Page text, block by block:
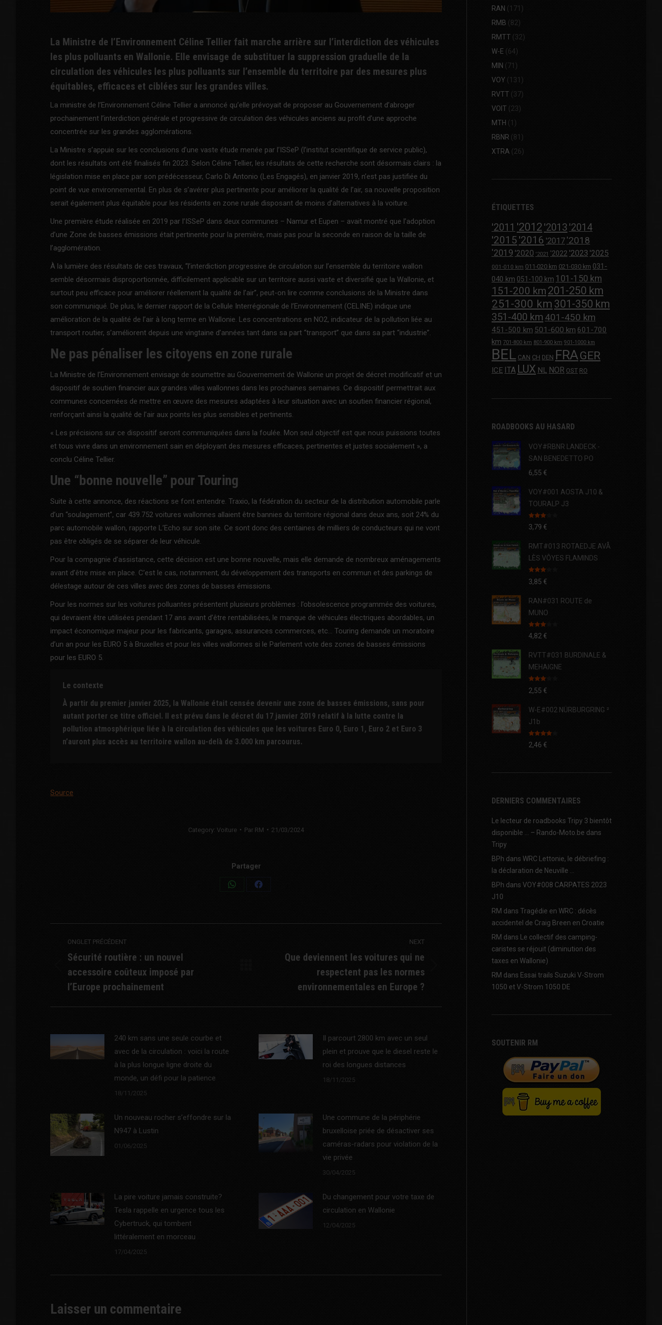
La Ministre de l’Environnement Céline Tellier fait marche arrière sur l’interdiction des véhicules
les plus polluants en Wallonie. Elle envisage de substituer la suppression graduelle de la
circulation des véhicules les plus polluants sur l’ensemble du territoire par des mesures plus
équitables, efficaces et ciblées sur les grandes villes.
La ministre de l’Environnement Céline Tellier a annoncé qu’elle prévoyait de proposer au Gouvernement d’abroger
prochainement l’interdiction générale et progressive de circulation des véhicules anciens au profit d’une approche
concentrée sur les grandes agglomérations.
La Ministre s’appuie sur les conclusions d’une vaste étude menée par l’ISSeP (l’institut scientifique de service public),
dont les résultats ont été finalisés fin 2023. Selon Céline Tellier, les résultats de cette recherche sont désormais clairs : la
législation mise en place par son prédécesseur, Carlo Di Antonio (Les Engagés), en janvier 2019, n’est pas justifiée du
point de vue environnemental. En plus de s’avérer plus pertinente pour améliorer la qualité de l’air, sa nouvelle proposition
serait également plus équitable pour les résidents en zone rurale disposant de moins d’alternatives à la voiture.
Une première étude réalisée en 2019 par l’ISSeP dans deux communes – Namur et Eupen – avait montré que l’adoption
d’une Zone de basses émissions était pertinente pour la première, mais pas pour la seconde en raison de la taille de
l’agglomération.
À la lumière des résultats de ces travaux, “l’interdiction progressive de circulation sur l’ensemble du territoire wallon
semble désormais disproportionnée, difficilement applicable sur un territoire aussi vaste et diversifié que la Wallonie, et
surtout peu efficace pour améliorer réellement la qualité de l’air”, peut-on lire comme conclusions de la Ministre dans
son communiqué. De plus, le dernier rapport de la Cellule Interrégionale de l’Environnement (CELINE) indique une
amélioration de la qualité de l’air à long terme en Wallonie. Les concentrations en NO2, indicateur de la pollution liée au
transport routier, s’améliorent depuis une vingtaine d’années tant dans sa part “transport” que dans sa part “industrie”.
Ne pas pénaliser les citoyens en zone rurale
La Ministre de l’Environnement envisage de soumettre au Gouvernement de Wallonie un projet de décret modificatif et un
dispositif de soutien financier aux grandes villes wallonnes dans les prochaines semaines. Ce dispositif permettrait aux
communes concernées de mettre en œuvre des mesures adaptées à leur situation avec un soutien financier régional,
renforçant ainsi la qualité de l’air aux points les plus sensibles et pertinents.
« Les précisions sur ce dispositif seront communiquées dans la foulée. Mon seul objectif est que nous puissions toutes
et tous vivre dans un environnement sain en déployant des mesures efficaces, pertinentes et justes socialement », a
conclu Céline Tellier.
Une “bonne nouvelle” pour Touring
Suite à cette annonce, des réactions se font entendre. Traxio, la fédération du secteur de la distribution automobile parle
d’un “soulagement”, car 439.752 voitures wallonnes allaient être bannies du territoire régional dans deux ans, soit 24% du
parc automobile wallon, rapporte L’Echo sur son site. Ce sont donc des centaines de milliers de conducteurs qui ne vont
pas être obligés de se séparer de leur véhicule.
Pour la compagnie d’assistance, cette décision est une bonne nouvelle, mais elle demande de nombreux aménagements
avant d’être mise en place. C’est le cas, notamment, du développement des transports en commun et des parkings de
délestage autour de ces villes avec des zones de basses émissions.
Pour les normes sur les voitures polluantes présentent plusieurs problèmes : l’obsolescence programmée des voitures,
qui devraient être utilisées pendant 17 ans avant d’être rentabilisées, le manque de véhicules électriques abordables, un
impact économique majeur pour les fabricants, garages, assurances commerces, etc… Touring demande un moratoire
d’un an pour les EURO 5 à Bruxelles et pour les villes wallonnes si le Parlement vote des zones de basses émissions
pour les EURO 5.
Le contexte
À partir du premier janvier 2025, la Wallonie était censée devenir une zone de basses émissions, sans pour
autant porter ce titre officiel. Il est prévu dans le décret du 17 janvier 2019 relatif à la lutte contre la
pollution atmosphérique liée à la circulation des véhicules que les voitures Euro 0, Euro 1, Euro 2 et Euro 3
n’auront plus accès au territoire wallon au-delà de 3.000 km parcourus.
Source
Category: Voiture Par RM 21/03/2024
Partager
Share
Share
Post
navigation
ONGLET PRÉCÉDENT
Previous
post:
Sécurité routière : un nouvel
accessoire coûteux imposé par
l’Europe prochainement
NEXT
Que deviennent les voitures qui ne
respectent pas les normes
environnementales en Europe ?
240 km sans une seule courbe et
avec de la circulation : voici la route
à la plus longue ligne droite du
monde, un défi pour la patience
18/11/2025
Il parcourt 2800 km avec un seul
plein et prouve que le diesel reste le
roi des longues distances
18/11/2025
Un nouveau rocher s’effondre sur la
N947 à Lustin
01/06/2025
Une commune de la périphérie
bruxelloise priée de désactiver ses
caméras-radars pour violation de la
vie privée
30/04/2025
La pire voiture jamais construite?
Tesla rappelle en urgence tous les
Cybertruck, qui tombent
littéralement en morceau
17/04/2025
Du changement pour votre taxe de
circulation en Wallonie
12/04/2025
Laisser un commentaire
RAN (171)
RMB (82)
RMTT (32)
W-E (64)
MIN (71)
VOY (131)
RVTT (37)
VOIT (23)
MTH (1)
RBNR (81)
XTRA (26)
ÉTIQUETTES
'2011 '2012 '2013 '2014
'2015 '2016 '2017 '2018
'2019 '2020 '2021 '2022 '2023 '2025
001-010 km 011-020 km 021-030 km 031-
040 km 051-100 km 101-150 km
151-200 km 201-250 km
251-300 km 301-350 km
351-400 km 401-450 km
451-500 km 501-600 km 601-700
km 701-800 km 801-900 km 901-1000 km
BEL CAN CH DEN FRAGER
ICE ITA LUX NL NOR OST RO
ROADBOOKS AU HASARD
VOY#RBNR LANDECK -
SAN BENEDETTO PO
6,55 €
VOY#001 AOSTA J10 &
TOURALP J3
Note
3.00
3,79 €
RMT#013 ROTAEDJE AVÅ
LÈS VÔYES FLAMINDS
Note
3.00
3,85 €
RAN#031 ROUTE de
MUNO
Note
3.00
4,82€
RVTT#031 BURDINALE &
MEHAIGNE
Note
3.00
2,55 €
W-E#002 NÜRBURGRING ²
J1b
Note 4.00
sur 5
2,46 €
DERNIERS COMMENTAIRES
Le lecteur de roadbooks Tripy 3 bientôt
disponible … – Rando-Moto.be dans
Tripy
BPh dans WRC Lettonie, le débriefing :
la déclaration de Neuville …
BPh dans VOY#008 CARPATES 2023
J10
RM dans Tragédie en WRC : décès
accidentel de Craig Breen en Croatie
RM dans
Le collectif des camping-
caristes se réjouit (diminution des
taxes en Wallonie)
RM dans Essai trails Suzuki V-Strom
1050 et V-Strom 1050 DE
SOUTENIR RM